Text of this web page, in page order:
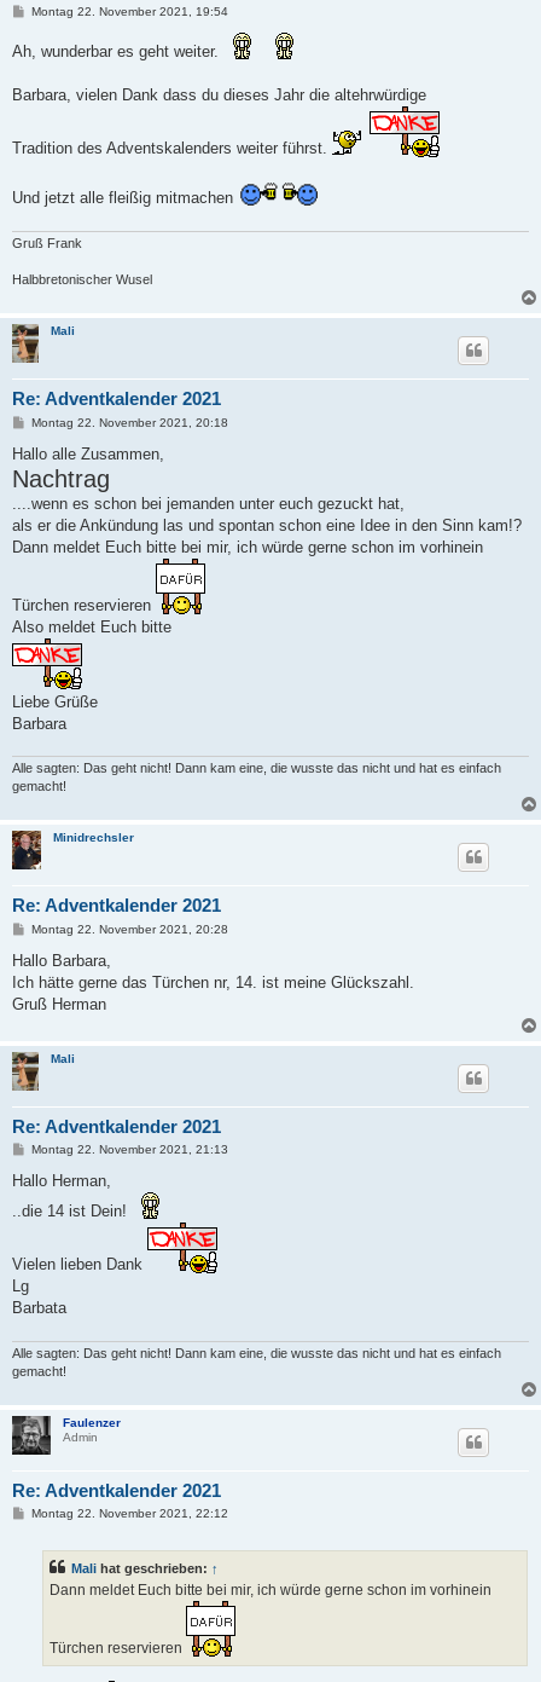
B
t
g
Montag 22. November 2021, 19:54
Ah, wunderbar es geht weiter.
Barbara, vielen Dank dass du dieses Jahr die altehrwürdige
Tradition des Adventskalenders weiter führst.
Und jetzt alle fleißig mitmachen
Gruß Frank
Halbbretonischer Wusel
Mali
Re: Adventkalender 2021
B
i
g
Montag 22. November 2021, 20:18
Hallo alle Zusammen,
Nachtrag
....wenn es schon bei jemanden unter euch gezuckt hat,
als er die Ankündung las und spontan schon eine Idee in den Sinn kam!?
Dann meldet Euch bitte bei mir, ich würde gerne schon im vorhinein
Türchen reservieren
Also meldet Euch bitte
Liebe Grüße
Barbara
Alle sagten: Das geht nicht! Dann kam eine, die wusste das nicht und hat es einfach
gemacht!
Minidrechsler
Re: Adventkalender 2021
B
i
r
a
Montag 22. November 2021, 20:28
Hallo Barbara,
Ich hätte gerne das Türchen nr, 14. ist meine Glückszahl.
Gruß Herman
Mali
Re: Adventkalender 2021
B
i
r
a
Montag 22. November 2021, 21:13
Hallo Herman,
..die 14 ist Dein!
Vielen lieben Dank
Lg
Barbata
Alle sagten: Das geht nicht! Dann kam eine, die wusste das nicht und hat es einfach
gemacht!
Faulenzer
Admin
Re: Adventkalender 2021
BMontag 22. November 2021, 22:12
Mali hat geschrieben: ↑
Dann meldet Euch bitte bei mir, ich würde gerne schon im vorhinein
Türchen reservieren